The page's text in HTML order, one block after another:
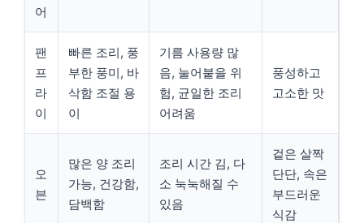
어
팬
프
라
이
빠른 조리, 풍
부한 풍미, 바
삭함 조절 용
이
기름 사용량 많
음, 눌어붙을 위
험, 균일한 조리
어려움
풍성하고
고소한 맛
오
븐
많은 양 조리
가능, 건강함,
담백함
조리 시간 김, 다
소 눅눅해질 수
있음
겉은 살짝
단단, 속은
부드러운
식감